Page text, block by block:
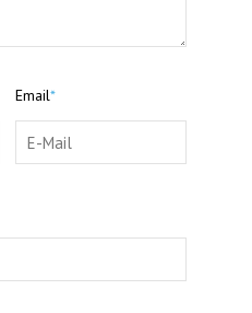
Email*